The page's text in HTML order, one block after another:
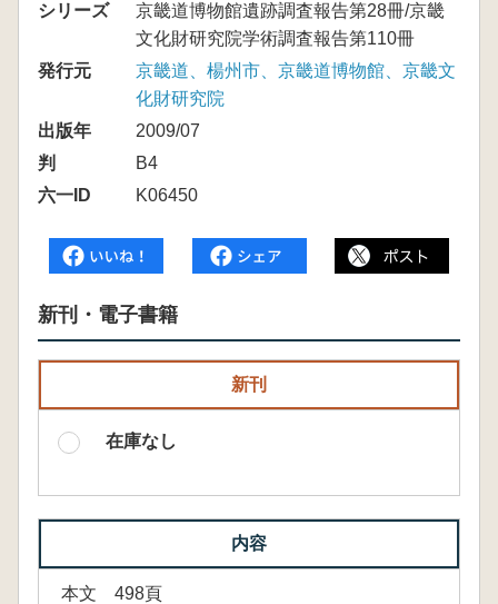
シリーズ
京畿道博物館遺跡調査報告第28冊/京畿
文化財研究院学術調査報告第110冊
発行元
京畿道、楊州市、京畿道博物館、京畿文
化財研究院
出版年
2009/07
判
B4
六一ID
K06450
新刊・電子書籍
新刊
在庫なし
内容
本文 498頁